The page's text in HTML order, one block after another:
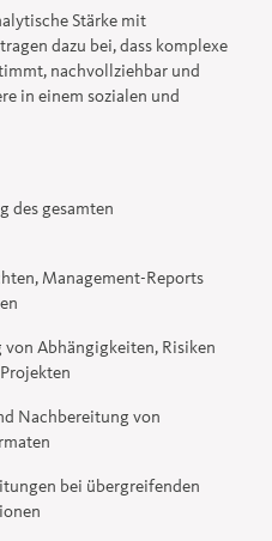
Stärke mit
dazu bei, dass komplexe
nachvollziehbar und
in einem sozialen und
des gesamten
Management-Reports
Abhängigkeiten, Risiken
Nachbereitung von
bei übergreifenden